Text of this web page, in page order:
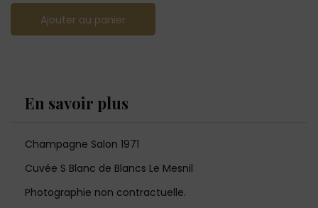
Ajouter au panier
En savoir plus
Champagne Salon 1971
Cuvée S Blanc de Blancs Le Mesnil
Photographie non contractuelle.